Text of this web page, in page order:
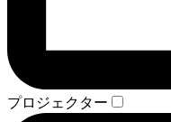
プロジェクター